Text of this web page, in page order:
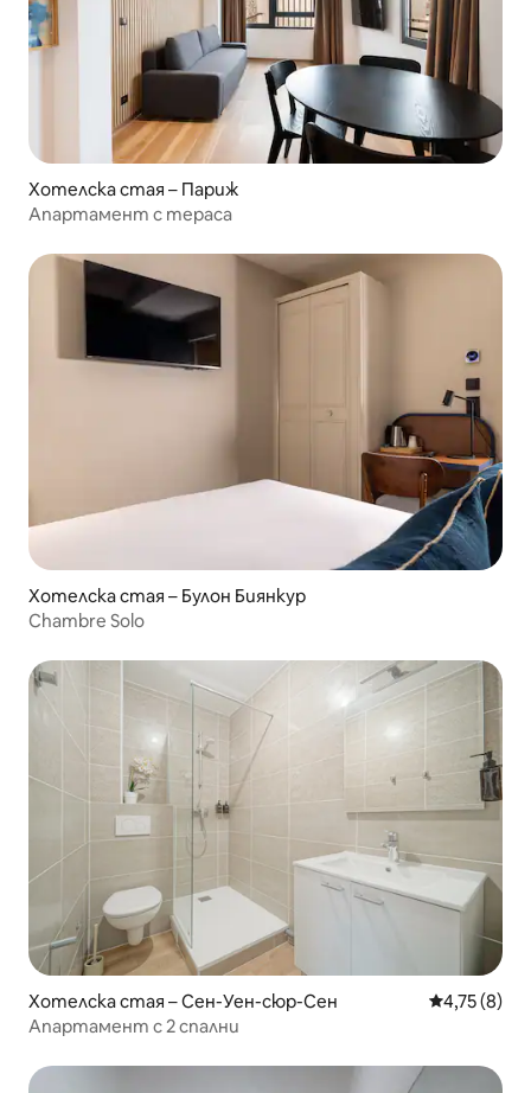
Хотелска стая – Париж
Апартамент с тераса
Хотелска стая – Булон Биянкур
Chambre Solo
Хотелска стая – Сен-Уен-сюр-Сен Средна
4,75 (8)
Апартамент с 2 спални